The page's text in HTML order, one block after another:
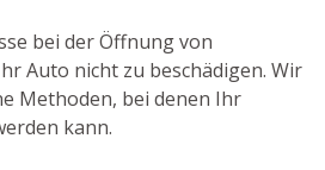
bei der Öffnung von
Auto nicht zu beschädigen. Wir
Methoden, bei denen Ihr
kann.